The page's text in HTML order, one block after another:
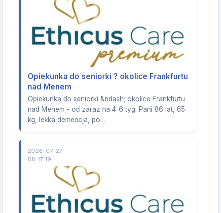
Opiekunka do seniorki ? okolice Frankfurtu
nad Menem
Opiekunka do seniorki &ndash; okolice Frankfurtu
nad Menem - od zaraz na 4-6 tyg. Pani 86 lat, 65
kg, lekka demencja, po…
2026-07-27
08:17:19